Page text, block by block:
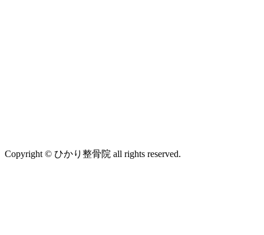
Copyright © ひかり整骨院 all rights reserved.